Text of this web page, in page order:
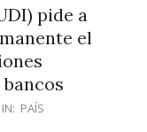
pide a
el
IN: PAÍS